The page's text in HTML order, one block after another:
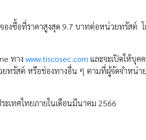
องซื้อที่ราคาสูงสุด 9.7 บาทต่อหน่วยทรัสต์
ทาง www.tiscosec.com และจะเปิดให้บุค
ทรัสต์ หรือช่องทางอื่น ๆ ตามที่ผู้จัดจำหน่
เทศไทยภายในเดือนมีนาคม 2566